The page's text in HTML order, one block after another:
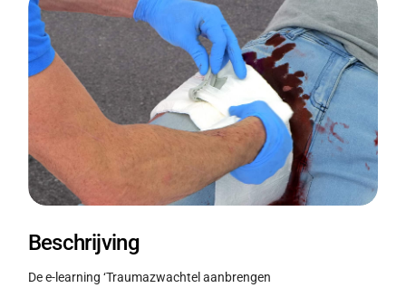
Beschrijving
De e-learning ‘Traumazwachtel aanbrengen